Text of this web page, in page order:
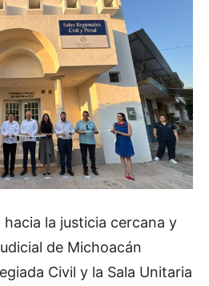
la justicia cercana y
de Michoacán
Civil y la Sala Unitaria